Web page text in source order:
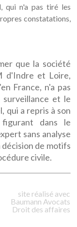
qui n'a pas tiré les
constatations,
que la société
d'Indre et Loire,
France, n'a pas
surveillance et le
qui a repris à son
dans le
sans analyse
décision de motifs
civile.
site réalisé avec
Baumann Avocats
Droit des affaires